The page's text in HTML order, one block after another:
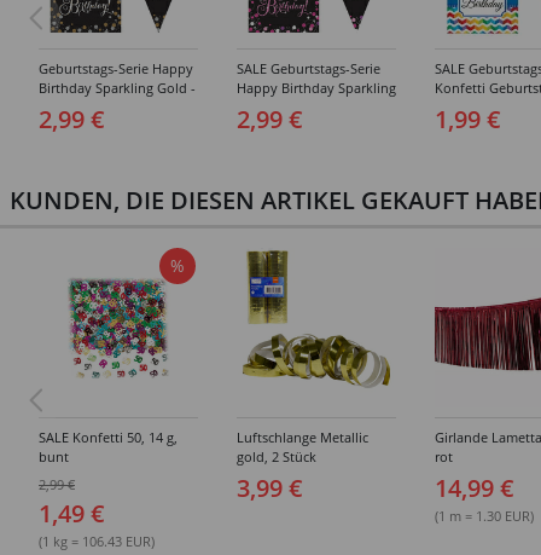
Geburtstags-Serie Happy
Birthday Sparkling Gold -
Teller, Servietten, Becher
& Dekorationen
2,99 €
SALE Geburtstags-Serie
Happy Birthday Sparkling
Pink - Teller, Servietten,
Becher & Dekorationen
2,99 €
SALE
Konfetti
Happy Birthday -
Servietten,
1,99 €
KUNDEN, DIE DIESEN ARTIKEL GEKAUFT
%
SALE Konfetti 50, 14 g,
bunt
2,99 €
1,49 €
(1 kg = 106.43 EUR)
Luftschlange Metallic
gold, 2 Stück
3,99 €
Girlande
rot
14,99 €
(1 m = 1.30 EUR)